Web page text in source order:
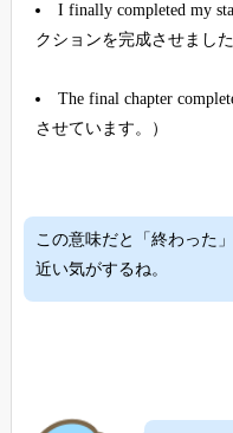
I finally completed my
クションを完成させました
The final chapter
させています。）
この意味だと「終わった
近い気がするね。